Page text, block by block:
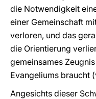
die Notwendigkeit
einer Gemeinschaft
verloren, und das
die Orientierung
gemeinsames
Evangeliums braucht
Angesichts dieser